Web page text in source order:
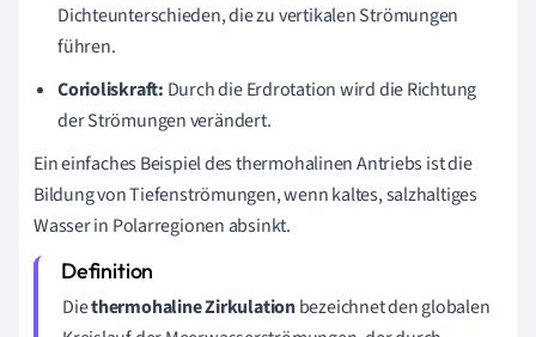
Dichteunterschieden, die zu vertikalen Strömungen
führen.
Corioliskraft: Durch die Erdrotation wird die Richtung
der Strömungen verändert.
Ein einfaches Beispiel des thermohalinen Antriebs ist die
Bildung von Tiefenströmungen, wenn kaltes, salzhaltiges
Wasser in Polarregionen absinkt.
Diethermohaline Zirkulationbezeichnet den globalen